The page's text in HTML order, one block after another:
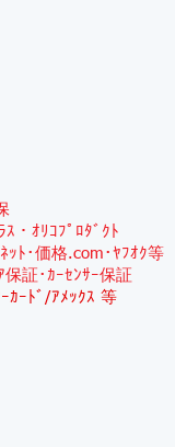
ｽ・ｵﾘｺﾌﾟﾛﾀﾞｸﾄ
ｯﾄ･価格.com･ﾔﾌｵｸ等
保証･ｶｰｾﾝｻｰ保証
ｶｰﾄﾞ/ｱﾒｯｸｽ 等